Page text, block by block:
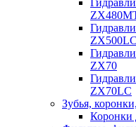
ZX70
ZX70LC
Зубья,
Коронки